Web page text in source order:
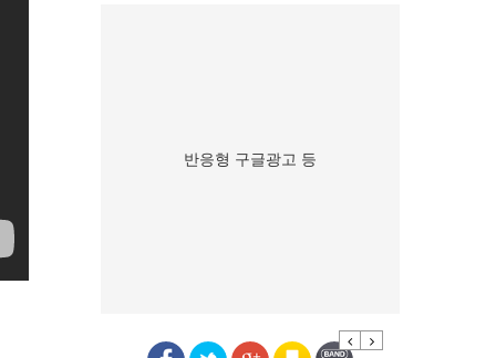
반응형 구글광고 등
Previous
Next